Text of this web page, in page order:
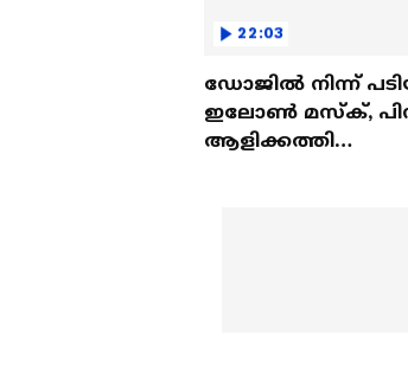
22:03
ഡോജിൽ നിന്ന്
ഇലോൺ മസ്ക്,
ആളിക്കത്തി